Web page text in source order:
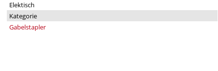
Elektisch
Kategorie
Gabelstapler